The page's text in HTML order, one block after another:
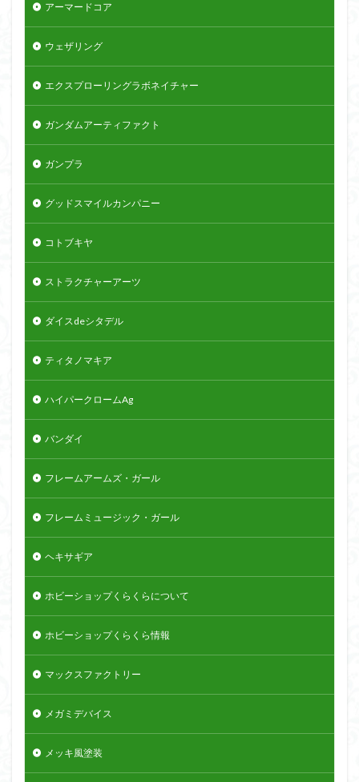
アーマードコア
ウェザリング
エクスプローリングラボネイチャー
ガンダムアーティファクト
ガンプラ
グッドスマイルカンパニー
コトブキヤ
ストラクチャーアーツ
ダイスdeシタデル
ティタノマキア
ハイパークロームAg
バンダイ
フレームアームズ・ガール
フレームミュージック・ガール
ヘキサギア
ホビーショップくらくらについて
ホビーショップくらくら情報
マックスファクトリー
メガミデバイス
メッキ風塗装